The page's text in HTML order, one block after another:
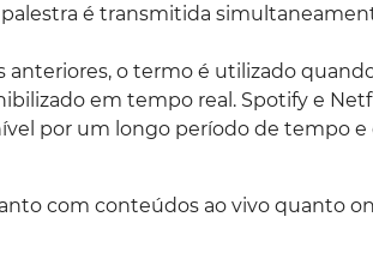
é transmitida
anteriores, o termo é utilizado
em tempo real. Spotify e
por um longo período de tempo e
com conteúdos ao vivo quanto on